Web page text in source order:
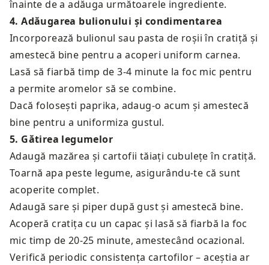
înainte de a adăuga următoarele ingrediente.
4.Adăugarea bulionului și condimentarea
Incorporează bulionul sau pasta de roșii în cratiță și
amestecă bine pentru a acoperi uniform carnea.
Lasă să fiarbă timp de 3-4 minute la foc mic pentru
a permite aromelor să se combine.
Dacă folosești paprika, adaug-o acum și amestecă
bine pentru a uniformiza gustul.
5. Gătirea legumelor
Adaugă mazărea și cartofii tăiați cubulețe în cratiță.
Toarnă apa peste legume, asigurându-te că sunt
acoperite complet.
Adaugă sare și piper după gust și amestecă bine.
Acoperă cratița cu un capac și lasă să fiarbă la foc
mic timp de 20-25 minute, amestecând ocazional.
Verifică periodic consistența cartofilor – aceștia ar